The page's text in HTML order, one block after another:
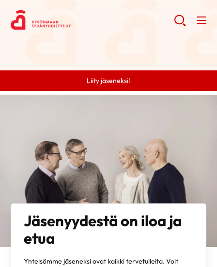
Liity jäseneksi!
Jäsenyydestä on iloa ja
etua
Yhteisömme jäseneksi ovat kaikki tervetulleita. Voit